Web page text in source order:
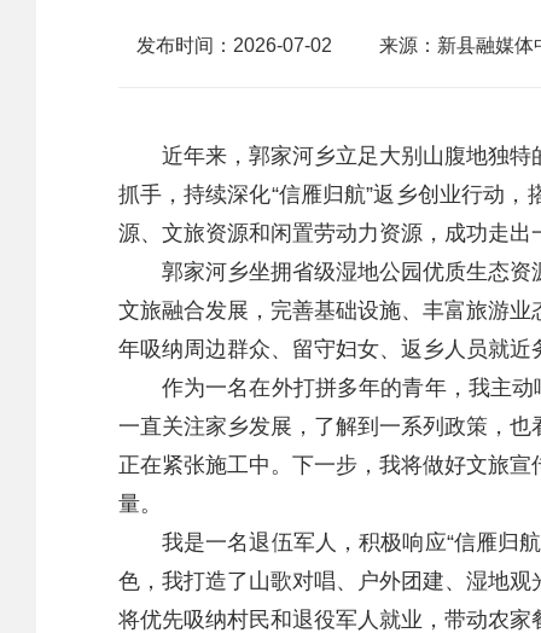
发布时间：2026-07-02 来源：新县融媒体
近年来，郭家河乡立足大别山腹地独特
抓手，持续深化“信雁归航”返乡创业行动
源、文旅资源和闲置劳动力资源，成功走
郭家河乡坐拥省级湿地公园优质生态资
文旅融合发展，完善基础设施、丰富旅游
年吸纳周边群众、留守妇女、返乡人员就
作为一名在外打拼多年的青年，我主动
一直关注家乡发展，了解到一系列政策，
正在紧张施工中。下一步，我将做好文旅
量。
我是一名退伍军人，积极响应“信雁归航
色，我打造了山歌对唱、户外团建、湿地
将优先吸纳村民和退役军人就业，带动农